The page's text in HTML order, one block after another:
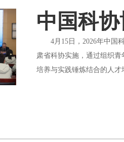
中国科
4月15日，2026年中国科
肃省科协实施，通过组织
培养与实践锤炼结合的人